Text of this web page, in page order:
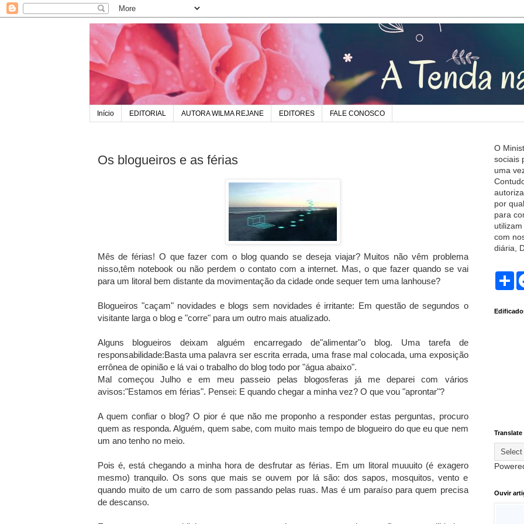
Início EDITORIAL AUTORA WILMA REJANE EDITORES FALE CONOSCO
Os blogueiros e as férias
Mês de férias! O que fazer com o blog quando se deseja viajar? Muitos não vêm problema
nisso,têm notebook ou não perdem o contato com a internet. Mas, o que fazer quando se vai
para um litoral bem distante da movimentação da cidade onde sequer tem uma lanhouse?
Blogueiros "caçam" novidades e blogs sem novidades é irritante: Em questão de segundos o
visitante larga o blog e "corre" para um outro mais atualizado.
Alguns blogueiros deixam alguém encarregado de"alimentar"o blog. Uma tarefa de
responsabilidade:Basta uma palavra ser escrita errada, uma frase mal colocada, uma exposição
errônea de opinião e lá vai o trabalho do blog todo por "água abaixo".
Mal começou Julho e em meu passeio pelas blogosferas já me deparei com vários
avisos:"Estamos em férias". Pensei: E quando chegar a minha vez? O que vou "aprontar"?
A quem confiar o blog? O pior é que não me proponho a responder estas perguntas, procuro
quem as responda. Alguém, quem sabe, com muito mais tempo de blogueiro do que eu que nem
um ano tenho no meio.
Pois é, está chegando a minha hora de desfrutar as férias. Em um litoral muuuito (é exagero
mesmo) tranquilo. Os sons que mais se ouvem por lá são: dos sapos, mosquitos, vento e
quando muito de um carro de som passando pelas ruas. Mas é um paraíso para quem precisa
de descanso.
O
sociais
uma
por
para
com
diária,
S
e
Translate
Ouvir